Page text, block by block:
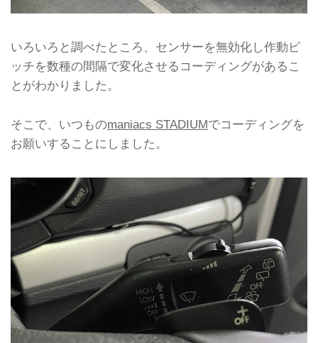
いろいろと調べたところ、センサーを無効化し作動ピ
ッチを数種の間隔で変化させるコーディングがあるこ
とがわかりました。
そこで、いつものmaniacs STADIUMでコーディングを
お願いすることにしました。